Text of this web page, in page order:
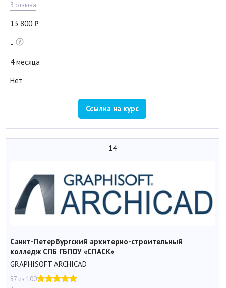
3 отзыва
13 800
-
4 месяца
Нет
Ссылка на курс
14
Санкт-Петербургский архитерно-строительный
колледж СПБ ГБПОУ «СПАСК»
GRAPHISOFT ARCHICAD
87 из 100